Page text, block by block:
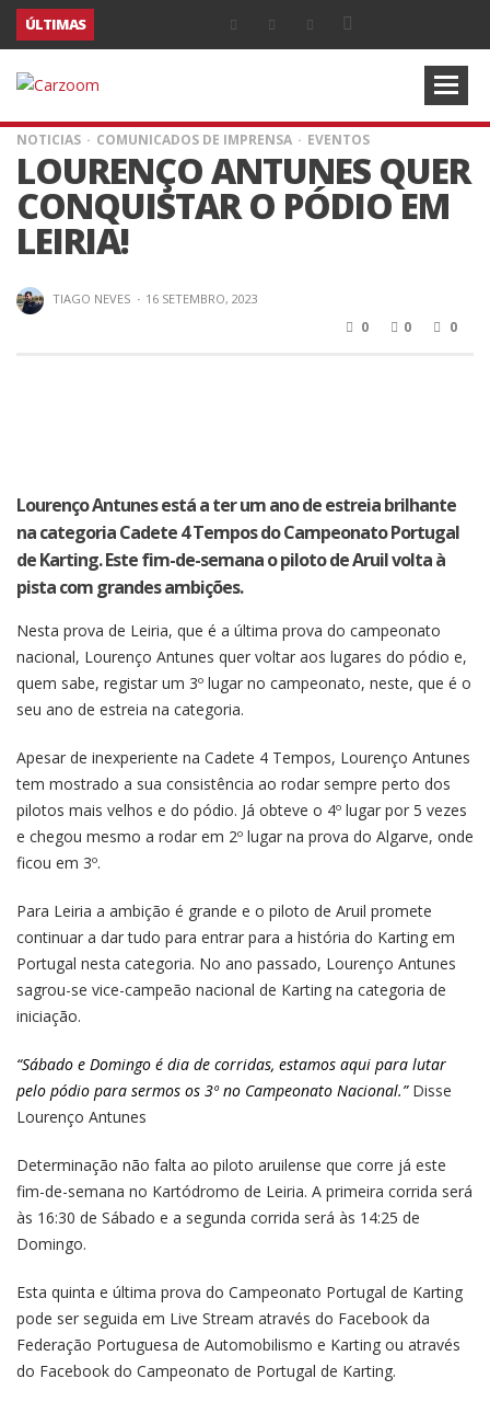
ÚLTIMAS
NOTICIAS COMUNICADOS DE IMPRENSA EVENTOS
LOURENÇO ANTUNES QUER
CONQUISTAR O PÓDIO EM
LEIRIA!
TIAGO NEVES · 16 SETEMBRO, 2023
0 0 0
Lourenço Antunes está a ter um ano de estreia brilhante
na categoria Cadete 4 Tempos do Campeonato Portugal
de Karting. Este fim-de-semana o piloto de Aruil volta à
pista com grandes ambições.
Nesta prova de Leiria, que é a última prova do campeonato
nacional, Lourenço Antunes quer voltar aos lugares do pódio e,
quem sabe, registar um 3º lugar no campeonato, neste, que é o
seu ano de estreia na categoria.
Apesar de inexperiente na Cadete 4 Tempos, Lourenço Antunes
tem mostrado a sua consistência ao rodar sempre perto dos
pilotos mais velhos e do pódio. Já obteve o 4º lugar por 5 vezes
e chegou mesmo a rodar em 2º lugar na prova do Algarve, onde
ficou em 3º.
Para Leiria a ambição é grande e o piloto de Aruil promete
continuar a dar tudo para entrar para a história do Karting em
Portugal nesta categoria. No ano passado, Lourenço Antunes
sagrou-se vice-campeão nacional de Karting na categoria de
iniciação.
“Sábado e Domingo é dia de corridas, estamos aqui para lutar
pelo pódio para sermos os 3º no Campeonato Nacional.”Disse
Lourenço Antunes
Determinação não falta ao piloto aruilense que corre já este
fim-de-semana no Kartódromo de Leiria. A primeira corrida será
às 16:30 de Sábado e a segunda corrida será às 14:25 de
Domingo.
Esta quinta e última prova do Campeonato Portugal de Karting
pode ser seguida em Live Stream através do Facebook da
Federação Portuguesa de Automobilismo e Karting ou através
do Facebook do Campeonato de Portugal de Karting.